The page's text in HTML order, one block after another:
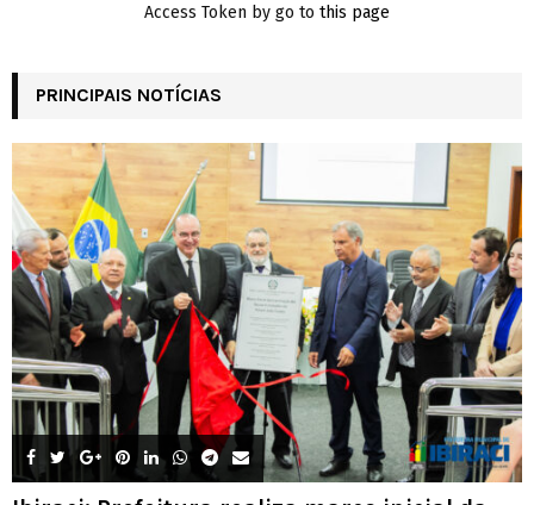
Access Token by go to this page
PRINCIPAIS NOTÍCIAS